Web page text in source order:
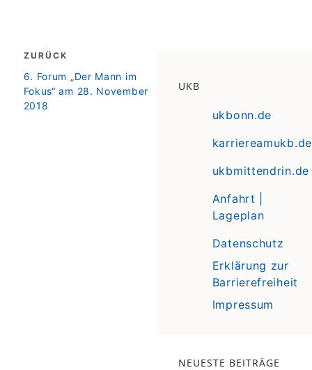
Beitragsnavigation
ZURÜCK
zurück
6. Forum „Der Mann im
Fokus“ am 28. November
2018
UKB
ukbonn.de
karriereamukb.de
ukbmittendrin.de
Anfahrt |
Lageplan
Datenschutz
Erklärung zur
Barrierefreiheit
Impressum
NEUESTE BEITRÄGE